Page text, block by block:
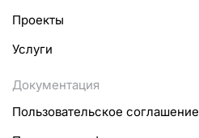
Проекты
Услуги
Документация
Пользовательское соглашение